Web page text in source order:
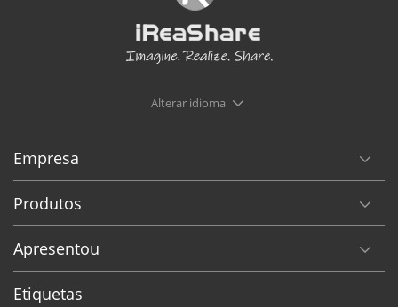
Alterar idioma
Empresa
Produtos
Apresentou
Etiquetas